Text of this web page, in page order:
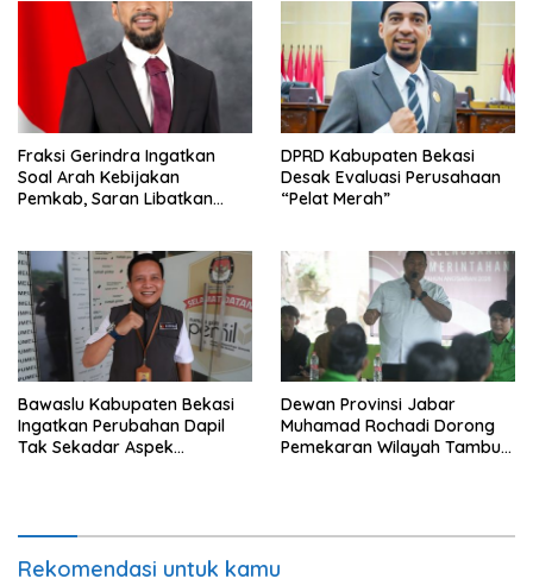
Fraksi Gerindra Ingatkan
Soal Arah Kebijakan
Pemkab, Saran Libatkan
DPRD Kabupaten Bekasi
Desak Evaluasi Perusahaan
“Pelat Merah”
Bawaslu Kabupaten Bekasi
Ingatkan Perubahan Dapil
Tak Sekadar Aspek
Dewan Provinsi Jabar
Muhamad Rochadi Dorong
Pemekaran Wilayah Tambun
Rekomendasi untuk kamu